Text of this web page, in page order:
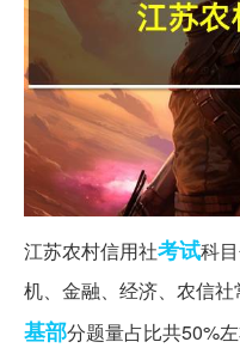
江苏农村信用社考试科
机、金融、经济、农信
基部分题量占比共50%